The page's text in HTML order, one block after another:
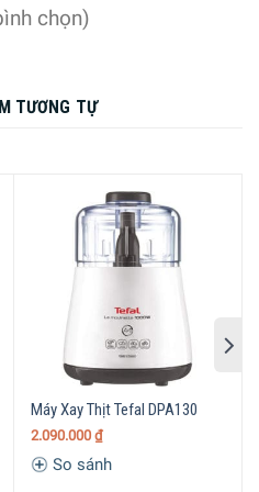
KG79 có thiết kế nhỏ gọn
bằng nhựa cho độ bền
lần sử dụng. Bảng điều
dễ sử dụng.
chọn)
TƯƠNG TỰ
Máy Xay Thịt Tefal DPA130
2.090.000 ₫
So sánh